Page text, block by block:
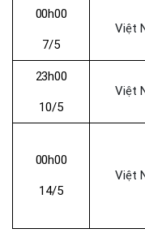
00h00
7/5
Việt
23h00
10/5
Việt
00h00
14/5
Việt